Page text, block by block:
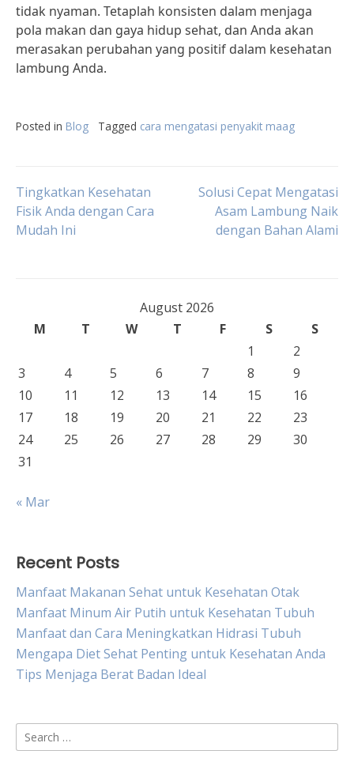
tidak nyaman. Tetaplah konsisten dalam menjaga
pola makan dan gaya hidup sehat, dan Anda akan
merasakan perubahan yang positif dalam kesehatan
lambung Anda.
Posted in Blog Tagged cara mengatasi penyakit maag
Post
navigation
Tingkatkan Kesehatan
Fisik Anda dengan Cara
Mudah Ini
Solusi Cepat Mengatasi
Asam Lambung Naik
dengan Bahan Alami
August 2026
M
T W T F S
S
1
2
3
4 5 6 7 8
9
10
11 12 13 14 15
16
17
18 19 20 21 22
23
24
25 26 27 28 29
30
31
« Mar
Recent Posts
Manfaat Makanan Sehat untuk Kesehatan Otak
Manfaat Minum Air Putih untuk Kesehatan Tubuh
Manfaat dan Cara Meningkatkan Hidrasi Tubuh
Mengapa Diet Sehat Penting untuk Kesehatan Anda
Tips Menjaga Berat Badan Ideal
Search
for: